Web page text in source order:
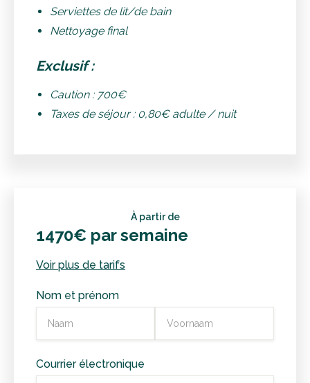
Serviettes de lit/de bain
Nettoyage final
Exclusif :
Caution : 700€
Taxes de séjour : 0,80€ adulte / nuit
À partir de
1470€ par semaine
Voir plus de tarifs
Nom et prénom
Courrier électronique